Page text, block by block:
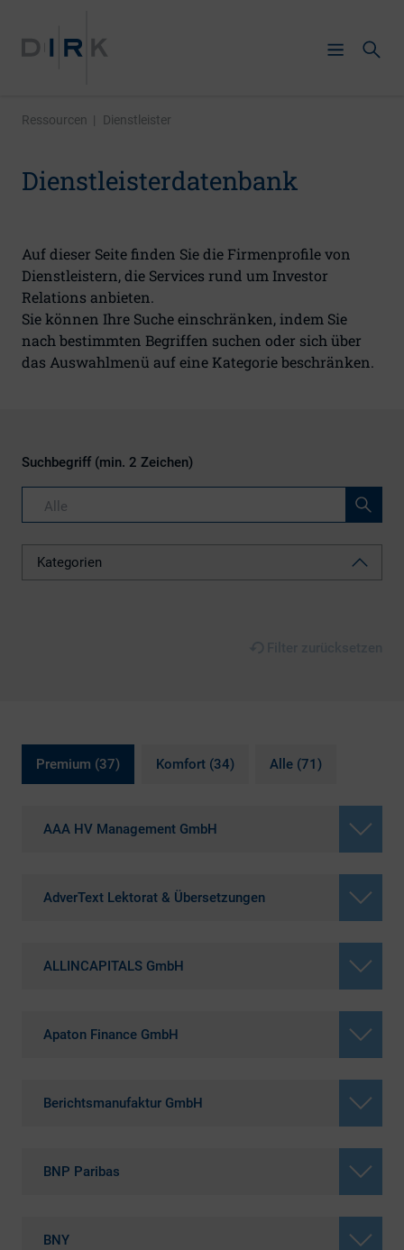
Ressourcen | Dienstleister
Dienstleisterdatenbank
Auf dieser Seite finden Sie die Firmenprofile von
Dienstleistern, die Services rund um Investor
Relations anbieten.
Sie können Ihre Suche einschränken, indem Sie
nach bestimmten Begriffen suchen oder sich über
das Auswahlmenü auf eine Kategorie beschränken.
Suchbegriff (min. 2 Zeichen)
Kategorien
Analysten- und
Geschäfts- und
Finanzberichte
Investorensuche und -
pflege
IR-Agenturen
Sonstiges
Media
Premium (37) Komfort (34) Alle (71)
AAA HV Management GmbH
AdverText Lektorat & Übersetzungen
ALLINCAPITALS GmbH
Apaton Finance GmbH
Berichtsmanufaktur GmbH
BNP Paribas
BNY